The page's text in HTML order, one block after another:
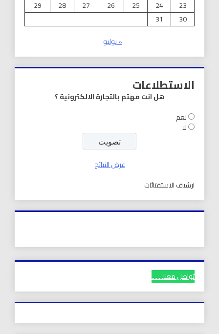
23
24
25
26
27
28
29
30
31
« يوليو
الاستطلاعات
هل انت مهتم بالتجارة الالكترونية ؟
نعم
لا
عرض النتائج
ارشيف الاستفتائات
تواصل معنا........